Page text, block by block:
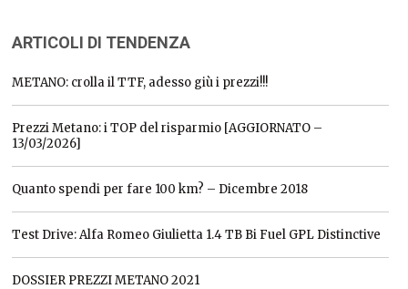
ARTICOLI DI TENDENZA
METANO: crolla il TTF, adesso giù i prezzi!!!
Prezzi Metano: i TOP del risparmio [AGGIORNATO –
13/03/2026]
Quanto spendi per fare 100 km? – Dicembre 2018
Test Drive: Alfa Romeo Giulietta 1.4 TB Bi Fuel GPL Distinctive
DOSSIER PREZZI METANO 2021